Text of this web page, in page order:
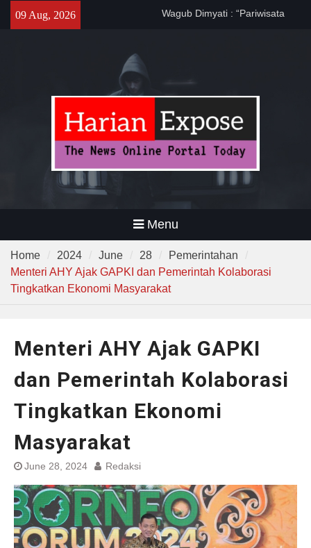
09 Aug, 2026
Banten Harus Dipromosikan”
Program CKG Jemput Bola di
Labuan, Ribuan Warga
Antusias Periksa Kesehatan
Menu
Home 2024 June 28
Pemerintahan
Menteri AHY Ajak GAPKI dan Pemerintah Kolaborasi
Tingkatkan Ekonomi Masyarakat
Menteri AHY Ajak GAPKI
dan Pemerintah Kolaborasi
Tingkatkan Ekonomi
Masyarakat
June 28, 2024 Redaksi